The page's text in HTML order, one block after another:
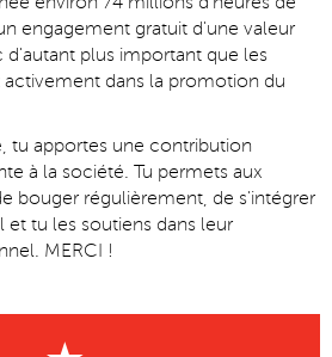
engagement gratuit d'une valeur
d'autant plus important que les
dans la promotion du
tu apportes une contribution
à la société. Tu permets aux
bouger régulièrement, de s'intégrer
et tu les soutiens dans leur
MERCI !